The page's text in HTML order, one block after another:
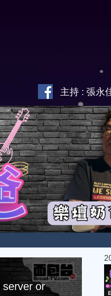
主持 : 張永
or